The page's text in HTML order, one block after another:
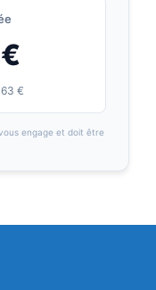
€
engage et doit être